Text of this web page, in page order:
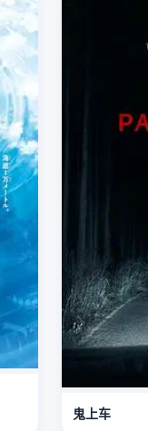
鬼上车